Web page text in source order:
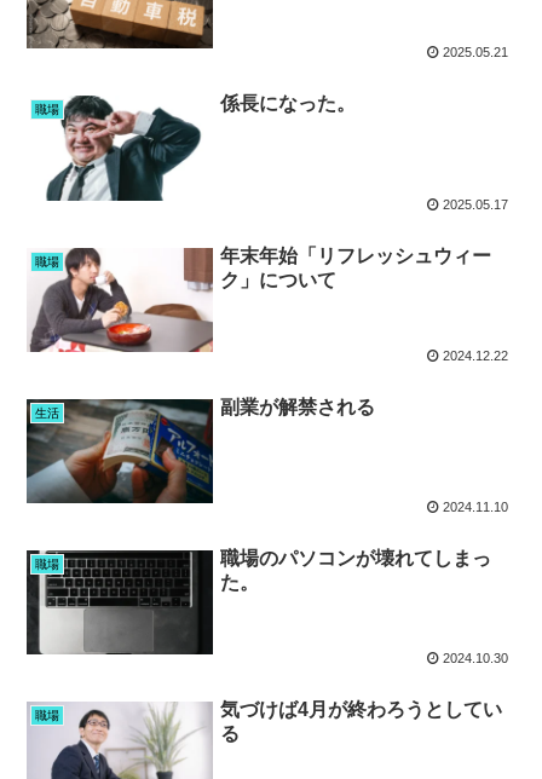
2025.05.21
職場 係長になった。
2025.05.17
職場
年末年始「リフレッシュウィー
ク」について
2024.12.22
生活 副業が解禁される
2024.11.10
職場
職場のパソコンが壊れてしまっ
た。
2024.10.30
職場
気づけば4月が終わろうとしてい
る